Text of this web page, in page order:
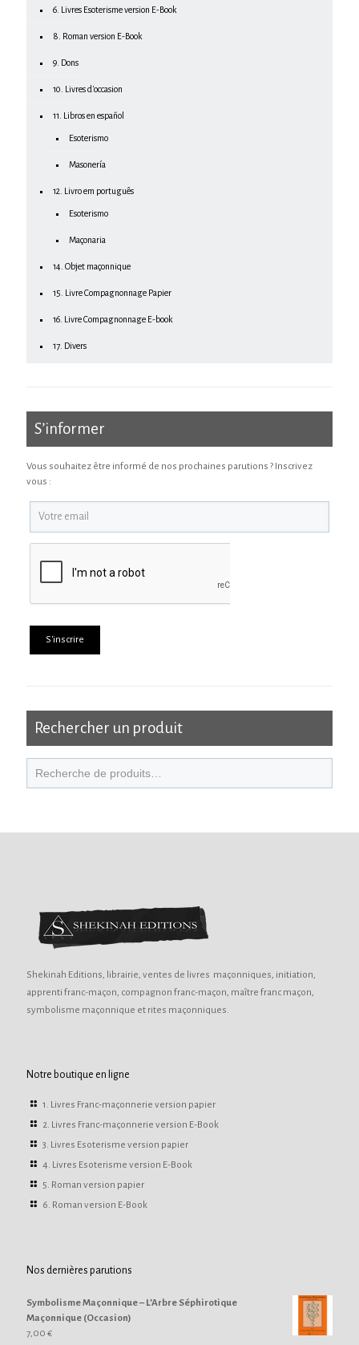
6. Livres Esoterisme version E-Book
8. Roman version E-Book
9. Dons
10. Livres d'occasion
11. Libros en español
Esoterismo
Masonería
12. Livro em português
Esoterismo
Maçonaria
14. Objet maçonnique
15. Livre Compagnonnage Papier
16. Livre Compagnonnage E-book
17. Divers
S’informer
Vous souhaitez être informé de nos prochaines parutions ? Inscrivez
vous :
Rechercher un produit
Shekinah Editions, librairie, ventes de livres maçonniques, initiation,
apprenti franc-maçon, compagnon franc-maçon, maître franc maçon,
symbolisme maçonnique et rites maçonniques.
Notre boutique en ligne
1. Livres Franc-maçonnerie version papier
2. Livres Franc-maçonnerie version E-Book
3. Livres Esoterisme version papier
4. Livres Esoterisme version E-Book
5. Roman version papier
6. Roman version E-Book
Nos dernières parutions
Symbolisme Maçonnique – L’Arbre Séphirotique
Maçonnique (Occasion)
7,00 €